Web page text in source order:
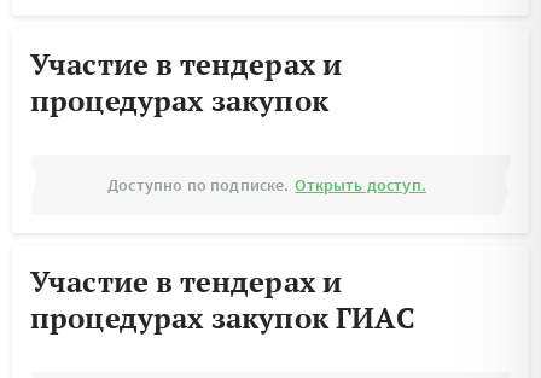
Участие в тендерах и
процедурах закупок
Доступно по подписке. Открыть доступ.
Участие в тендерах и
процедурах закупок ГИАС